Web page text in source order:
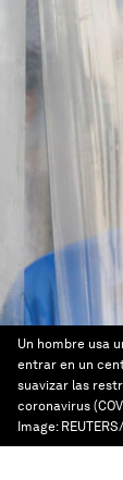
Un hombre usa
entrar en un
suavizar las
coronavirus
Image: